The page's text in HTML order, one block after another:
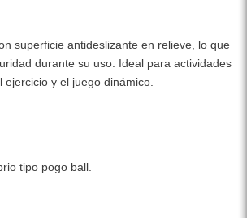
superficie antideslizante en relieve, lo que
durante su uso. Ideal para actividades
y el juego dinámico.
tipo pogo ball.